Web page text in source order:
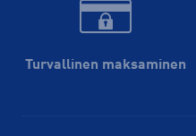
Turvallinen maksaminen